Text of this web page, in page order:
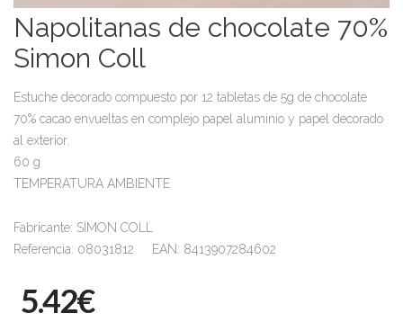
Napolitanas de chocolate 70%
Simon Coll
Estuche decorado compuesto por 12 tabletas de 5g de chocolate
70% cacao envueltas en complejo papel aluminio y papel decorado
al exterior.
60 g
TEMPERATURA AMBIENTE
Fabricante: SIMON COLL
Referencia: 08031812 EAN: 8413907284602
5.42€